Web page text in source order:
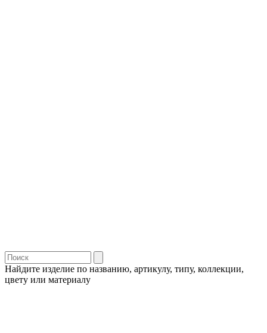
Найдите изделие по названию, артикулу, типу, коллекции,
цвету или материалу